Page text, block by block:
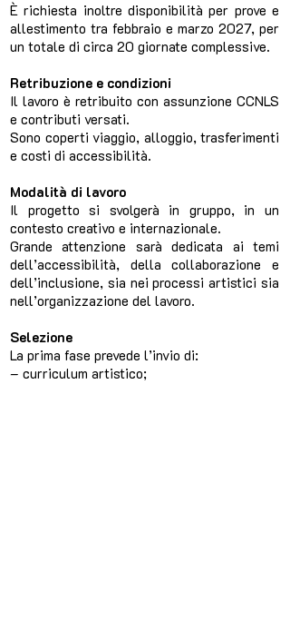
È richiesta inoltre disponibilità per prove e
allestimento tra febbraio e marzo 2027, per
un totale di circa 20 giornate complessive.
Retribuzione e condizioni
Il lavoro è retribuito con assunzione CCNLS
e contributi versati.
Sono coperti viaggio, alloggio, trasferimenti
e costi di accessibilità.
Modalità di lavoro
Il progetto si svolgerà in gruppo, in un
contesto creativo e internazionale.
Grande attenzione sarà dedicata ai temi
dell’accessibilità, della collaborazione e
dell’inclusione, sia nei processi artistici sia
nell’organizzazione del lavoro.
Selezione
La prima fase prevede l’invio di:
– curriculum artistico;